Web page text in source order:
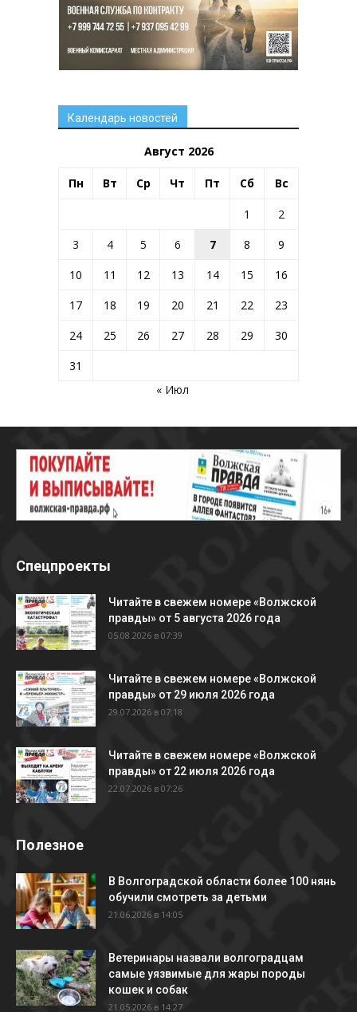
Календарь новостей
Август 2026
Пн Вт Ср Чт Пт Сб Вс
1
2
3
4 5 6 7 8
9
10
11 12 13 14 15
16
17
18 19 20 21 22
23
24
25 26 27 28 29
30
31
« Июл
Спецпроекты
Читайте в свежем номере «Волжской
правды» от 5 августа 2026 года
05.08.2026 в 07:39
Читайте в свежем номере «Волжской
правды» от 29 июля 2026 года
29.07.2026 в 07:18
Читайте в свежем номере «Волжской
правды» от 22 июля 2026 года
22.07.2026 в 07:26
Полезное
В Волгоградской области более 100 нянь
обучили смотреть за детьми
21.06.2026 в 14:05
Ветеринары назвали волгоградцам
самые уязвимые для жары породы
кошек и собак
21.05.2026 в 14:27